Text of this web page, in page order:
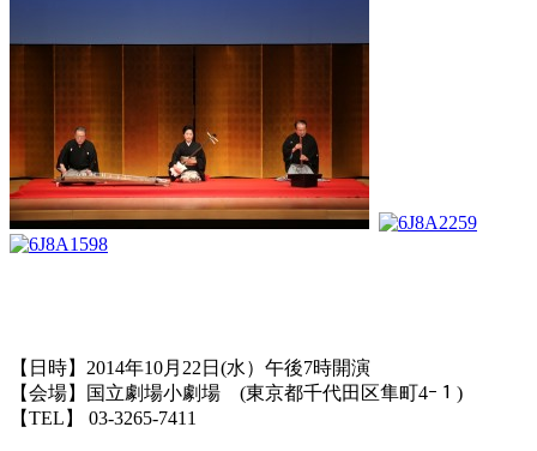
【日時】2014年10月22日(水）午後7時開演
【会場】国立劇場小劇場 (東京都千代田区隼町4ｰ１)
【TEL】 03-3265-7411